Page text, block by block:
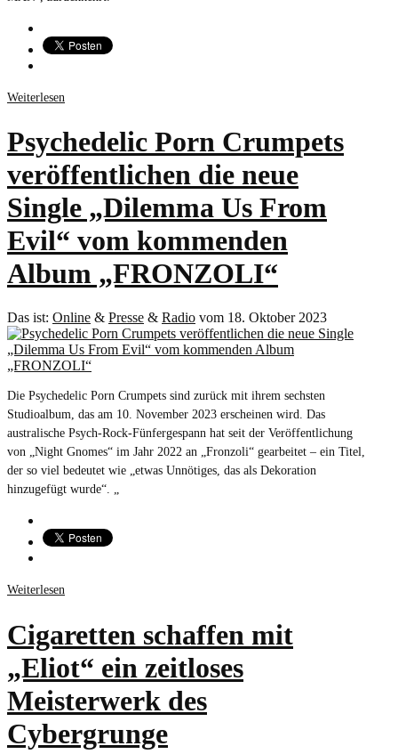
Weiterlesen
Psychedelic Porn Crumpets
veröffentlichen die neue
Single „Dilemma Us From
Evil“ vom kommenden
Album „FRONZOLI“
Das ist: Online & Presse & Radio vom 18. Oktober 2023
Die Psychedelic Porn Crumpets sind zurück mit ihrem sechsten
Studioalbum, das am 10. November 2023 erscheinen wird. Das
australische Psych-Rock-Fünfergespann hat seit der Veröffentlichung
von „Night Gnomes“ im Jahr 2022 an „Fronzoli“ gearbeitet – ein Titel,
der so viel bedeutet wie „etwas Unnötiges, das als Dekoration
hinzugefügt wurde“. „
Weiterlesen
Cigaretten schaffen mit
„Eliot“ ein zeitloses
Meisterwerk des
Cybergrunge